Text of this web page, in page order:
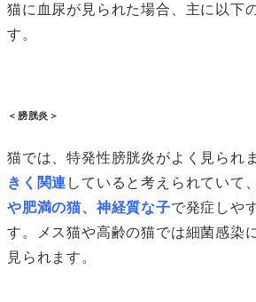
猫に血尿が見られた場合、主に以下
す。
＜膀胱炎＞
猫では、特発性膀胱炎がよく見られ
きく関連 していると考えられていて
や肥満の猫、神経質な子で発症しや
す。メス猫や高齢の猫では細菌感染
見られます。